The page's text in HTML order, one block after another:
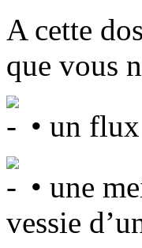
A cette
que vous
• un
• une
vessie